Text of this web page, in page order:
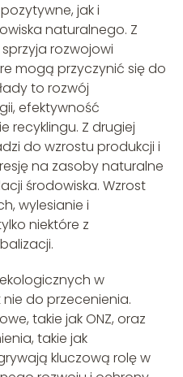
jak i
naturalnego. Z
rozwojowi
mogą przyczynić się do
to rozwój
efektywność
recyklingu. Z drugiej
do wzrostu produkcji i
na zasoby naturalne
środowiska. Wzrost
wylesianie i
niektóre z
w
do przecenienia.
takie jak ONZ, oraz
takie jak
kluczową rolę w